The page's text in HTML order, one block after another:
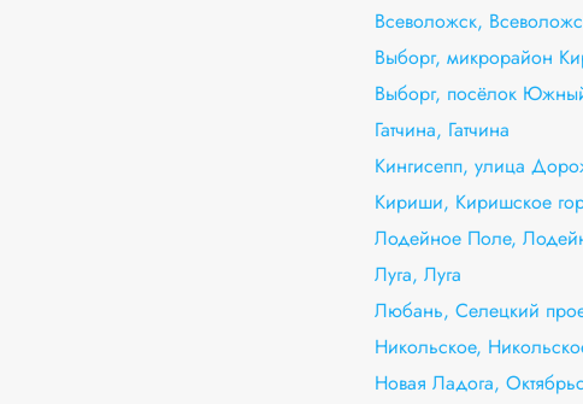
Всеволожск,
Выборг, микрорайон
Выборг, посёлок
Гатчина, Гатчина
Кингисепп, улица
Кириши, Киришское
Лодейное Поле,
Луга, Луга
Любань, Селецкий
Никольское,
Новая Ладога,